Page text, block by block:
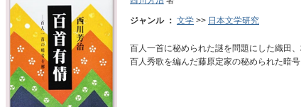
ジャンル ： 文学 >> 日本文学研究
百人一首に秘められた謎を問題にした織田
百人秀歌を編んだ藤原定家の秘められた暗号